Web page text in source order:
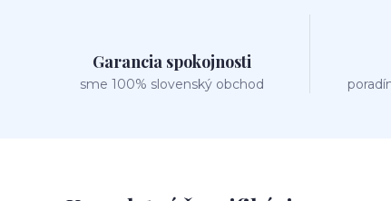
Garancia spokojnosti
sme 100% slovenský obchod